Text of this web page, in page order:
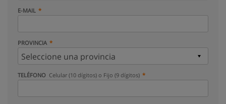
E-MAIL
PROVINCIA
TELÉFONO Celular (10 dígitos) o Fijo (9 dígitos)